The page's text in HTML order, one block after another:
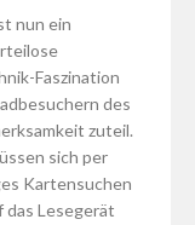
nun ein
Faszination
des
zuteil.
sich per
Kartensuchen
das Lesegerät